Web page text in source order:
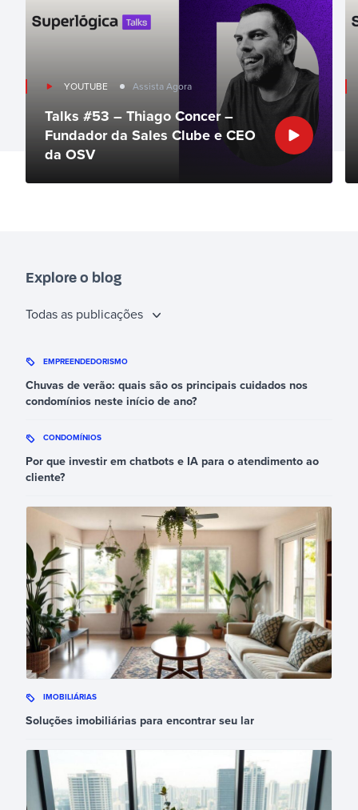
YOUTUBE Assista Agora
Talks #53 – Thiago Concer –
Fundador da Sales Clube e CEO
da OSV
Explore o blog
Todas as publicações
EMPREENDEDORISMO
Chuvas de verão: quais são os principais cuidados nos
condomínios neste início de ano?
CONDOMÍNIOS
Por que investir em chatbots e IA para o atendimento ao
cliente?
IMOBILIÁRIAS
Soluções imobiliárias para encontrar seu lar